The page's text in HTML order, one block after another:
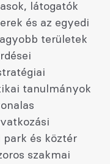
látogatók
és az egyedi
területek
tanulmányok
park és köztér
szakmai